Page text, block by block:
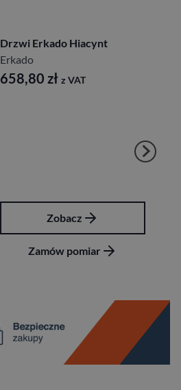
Drzwi Erkado Hiacynt
Erkado
658,80 zł z VAT
Zobacz
Zamów pomiar